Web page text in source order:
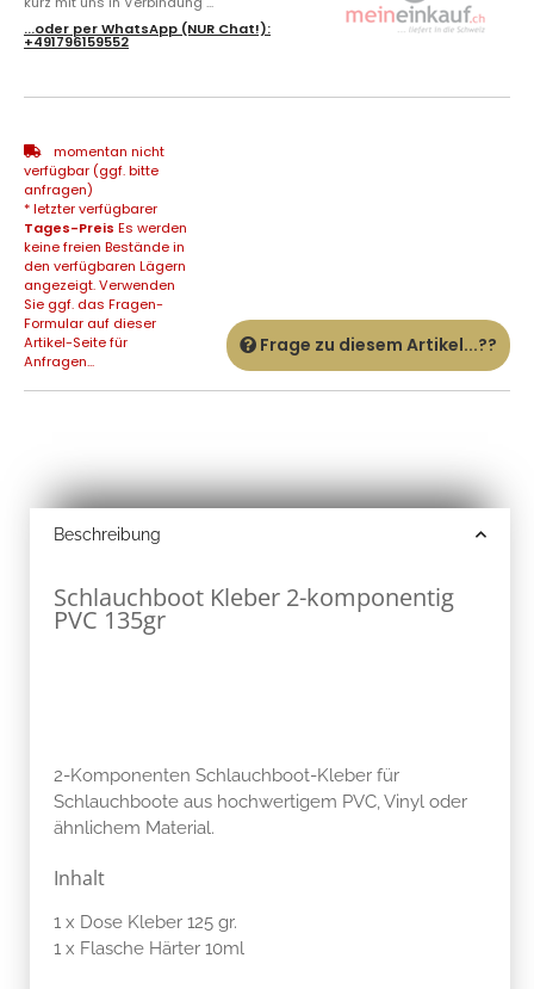
...oder perWhatsApp (NUR Chat!):
+491796159552
momentan nicht
verfügbar (ggf. bitte
anfragen)
* letzter verfügbarer
Tages-Preis Es werden
keine freien Bestände in
den verfügbaren Lägern
angezeigt. Verwenden
Sie ggf. das Fragen-
Formular auf dieser
Artikel-Seite für
Anfragen...
Frage zu diesem Artikel...??
Beschreibung
Schlauchboot Kleber 2-komponentig
PVC 135gr
2-Komponenten Schlauchboot-Kleber für
Schlauchboote aus hochwertigem PVC, Vinyl oder
ähnlichem Material.
Inhalt
1 x Dose Kleber 125 gr.
1 x Flasche Härter 10ml